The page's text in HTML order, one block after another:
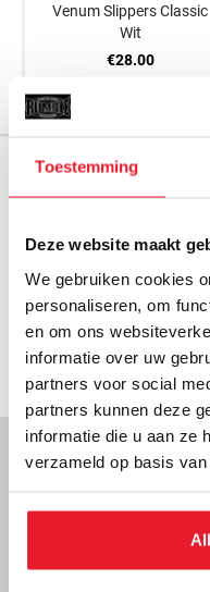
Toestemming
Deze website maakt
We gebruiken cookies
personaliseren, om
en om ons
informatie over uw
partners voor social
partners kunnen deze
informatie die u aan ze
verzameld op basis
Venum Slippers Classic
Wit
€28.00
GRATIS
m.u.v. grote en
GRATIS CADEAU’S
GROOTSTE
TRUSTPILOT
NOOIT MEER ACTIES